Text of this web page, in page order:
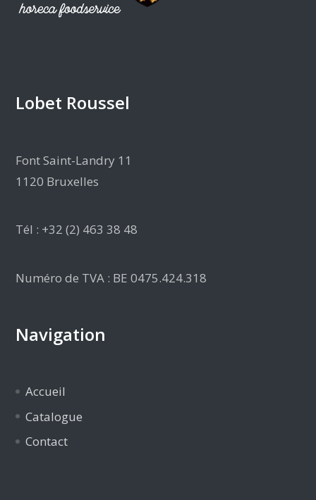
Lobet Roussel
Font Saint-Landry 11
1120 Bruxelles
Tél : +32 (2) 463 38 48
Numéro de TVA : BE 0475.424.318
Navigation
Accueil
Catalogue
Contact